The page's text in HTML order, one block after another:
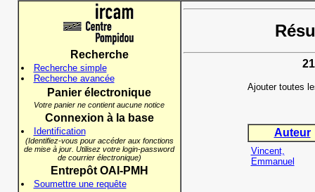
Recherche
Recherche simple
Recherche avancée
Panier électronique
Votre panier ne contient aucune notice
Connexion à la base
Identification
(Identifiez-vous pour accéder aux fonctions
de mise à jour. Utilisez votre login-password
de courrier électronique)
Entrepôt OAI-PMH
Soumettre une requête
Ajouter toutes
Auteur
Vincent,
Emmanuel